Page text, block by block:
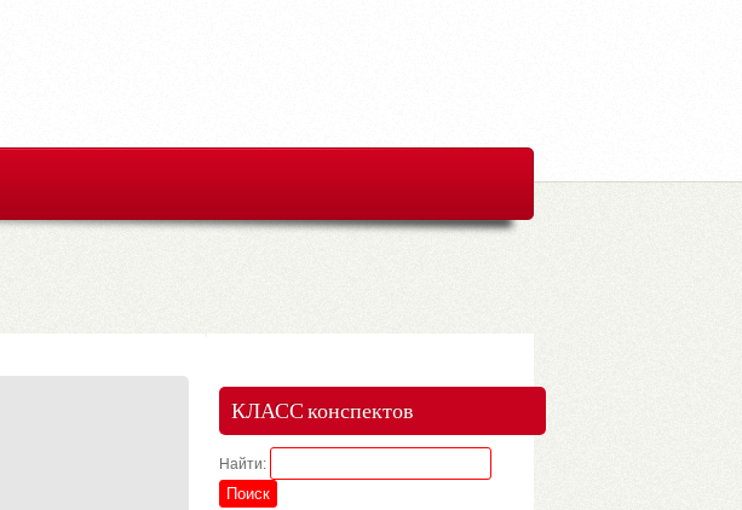
КЛАСС конспектов
Найти: